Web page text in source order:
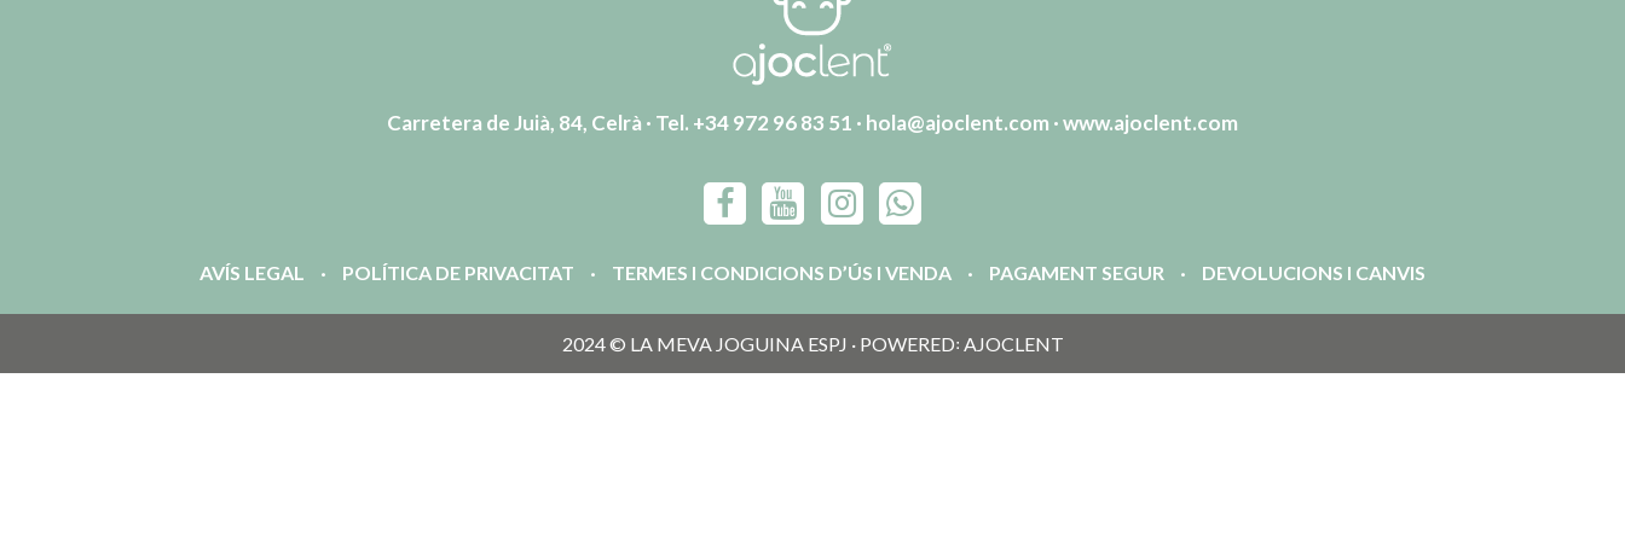
Carretera de Juià, 84, Celrà · Tel. +34 972 96 83 51 · hola@ajoclent.com ·www.ajoclent.com
AVÍS LEGAL POLÍTICA DE PRIVACITAT TERMES I CONDICIONS D’ÚS I VENDA PAGAMENT SEGUR DEVOLUCIONS I CANVIS
2024 © LA MEVA JOGUINA ESPJ · POWERED꞉ AJOCLENT